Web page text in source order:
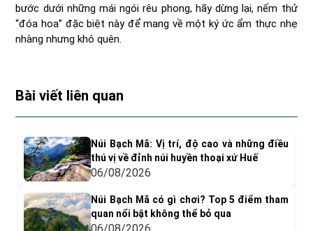
bước dưới những mái ngói rêu phong, hãy dừng lại, nếm thử
“đóa hoa” đặc biệt này để mang về một ký ức ẩm thực nhẹ
nhàng nhưng khó quên.
Bài viết liên quan
Núi Bạch Mã: Vị trí, độ cao và những điều
thú vị về đỉnh núi huyền thoại xứ Huế
06/08/2026
Núi Bạch Mã có gì chơi? Top 5 điểm tham
quan nổi bật không thể bỏ qua